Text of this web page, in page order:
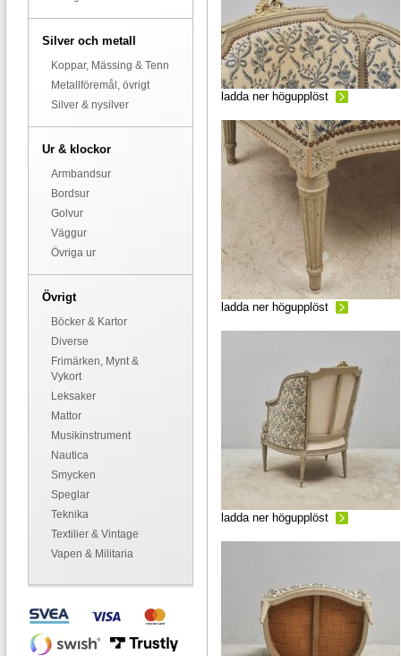
Silver och metall
Koppar, Mässing & Tenn
Metallföremål, övrigt
Silver & nysilver
Ur & klockor
Armbandsur
Bordsur
Golvur
Väggur
Övriga ur
Övrigt
Böcker & Kartor
Diverse
Frimärken, Mynt &
Vykort
Leksaker
Mattor
Musikinstrument
Nautica
Smycken
Speglar
Teknika
Textilier & Vintage
Vapen & Militaria
ladda ner högupplöst
ladda ner högupplöst
ladda ner högupplöst